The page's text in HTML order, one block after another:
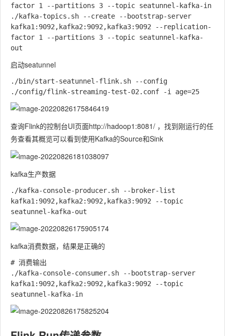
factor 1 --partitions 3 --topic seatunnel-kafka-in
./kafka-topics.sh --create --bootstrap-server
kafka1:9092,kafka2:9092,kafka3:9092 --replication-
factor 1 --partitions 3 --topic seatunnel-kafka-
启动seatunnel
./bin/start-seatunnel-flink.sh --config
查询Flink的控制台UI页面http://hadoop1:8081/ ，找到刚运行的任
务查看其概览可以看到使用Kafka的Source和Sink
kafka生产数据
./kafka-console-producer.sh --broker-list
kafka1:9092,kafka2:9092,kafka3:9092 --topic
kafka消费数据，结果是正确的
# 消费输出
./kafka-console-consumer.sh --bootstrap-server
kafka1:9092,kafka2:9092,kafka3:9092 --topic